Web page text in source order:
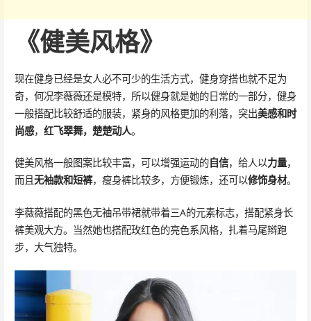
《健美风格》
现在健身已经是女人必不可少的生活方式，健身穿搭也就不足为
奇，何况李薇薇还是模特，所以健身就是她的日常的一部分，健身
一般搭配比较舒适的服装，紧身的风格更加的利落，突出美感和时
尚感， 红飞翠舞，楚楚动人。
健美风格一般图案比较丰富，可以增强运动的自信，给人以力量，
而且无袖款和短裤，瘦身裤比较多，方便锻炼，还可以修饰身材。
李薇薇搭配的黑色无袖吊带裙就带着三A的元素标志，搭配紧身长
裤美观大方。当然她也搭配玫红色的亮色系风格，扎着马尾辫跑
步，大气独特。